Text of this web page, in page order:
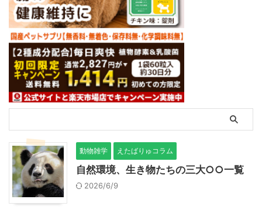
動物雑学 えたばりゅコラム
自然環境、生き物たちの三大○○一覧
2026/6/9